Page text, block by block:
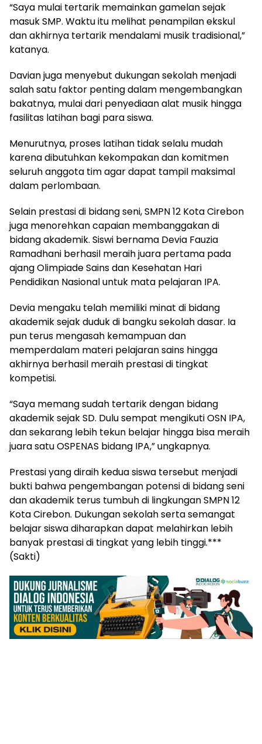
“Saya mulai tertarik memainkan gamelan sejak
masuk SMP. Waktu itu melihat penampilan ekskul
dan akhirnya tertarik mendalami musik tradisional,”
katanya.
Davian juga menyebut dukungan sekolah menjadi
salah satu faktor penting dalam mengembangkan
bakatnya, mulai dari penyediaan alat musik hingga
fasilitas latihan bagi para siswa.
Menurutnya, proses latihan tidak selalu mudah
karena dibutuhkan kekompakan dan komitmen
seluruh anggota tim agar dapat tampil maksimal
dalam perlombaan.
Selain prestasi di bidang seni, SMPN 12 Kota Cirebon
juga menorehkan capaian membanggakan di
bidang akademik. Siswi bernama Devia Fauzia
Ramadhani berhasil meraih juara pertama pada
ajang Olimpiade Sains dan Kesehatan Hari
Pendidikan Nasional untuk mata pelajaran IPA.
Devia mengaku telah memiliki minat di bidang
akademik sejak duduk di bangku sekolah dasar. Ia
pun terus mengasah kemampuan dan
memperdalam materi pelajaran sains hingga
akhirnya berhasil meraih prestasi di tingkat
kompetisi.
“Saya memang sudah tertarik dengan bidang
akademik sejak SD. Dulu sempat mengikuti OSN IPA,
dan sekarang lebih tekun belajar hingga bisa meraih
juara satu OSPENAS bidang IPA,” ungkapnya.
Prestasi yang diraih kedua siswa tersebut menjadi
bukti bahwa pengembangan potensi di bidang seni
dan akademik terus tumbuh di lingkungan SMPN 12
Kota Cirebon. Dukungan sekolah serta semangat
belajar siswa diharapkan dapat melahirkan lebih
banyak prestasi di tingkat yang lebih tinggi.***
(Sakti)